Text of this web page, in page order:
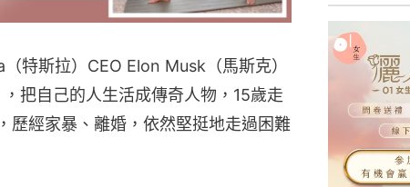
特斯拉）CEO Elon Musk（馬斯克）
把自己的人生活成傳奇人物，15歲走
歷經家暴、離婚，依然堅挺地走過困難